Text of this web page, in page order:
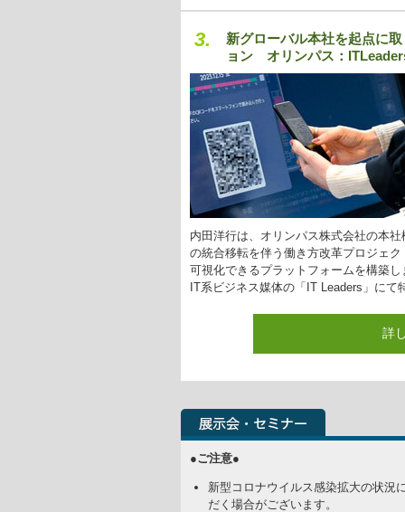
3.
新グローバル本社を起点に
ョン オリンパス：
内田洋行は、オリンパス株式会社の本
の統合移転を伴う働き方改革プロジェ
可視化できるプラットフォームを構築し
IT系ビジネス媒体の「IT Leaders」に
詳
●ご注意●
新型コロナウイルス感染拡大の状況
だく場合がございます。